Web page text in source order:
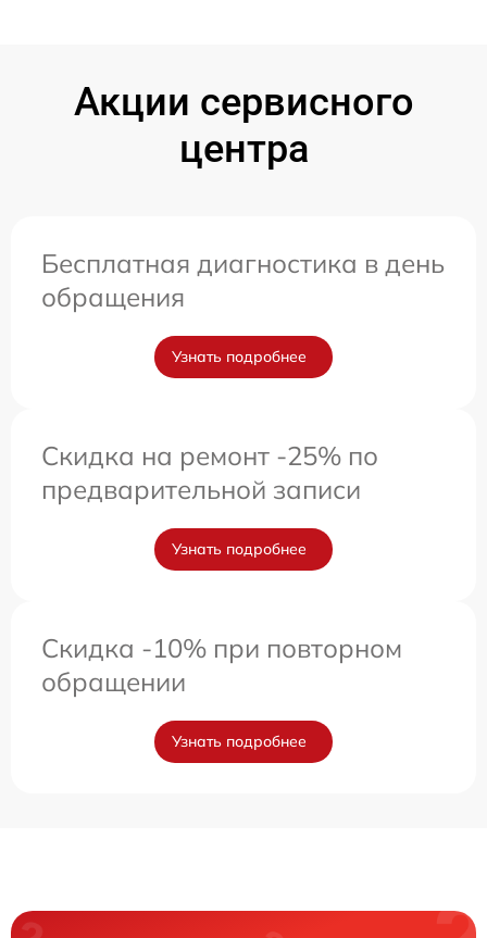
Акции сервисного
центра
Бесплатная диагностика в день
обращения
Узнать подробнее
Скидка на ремонт -25% по
предварительной записи
Узнать подробнее
Скидка -10% при повторном
обращении
Узнать подробнее